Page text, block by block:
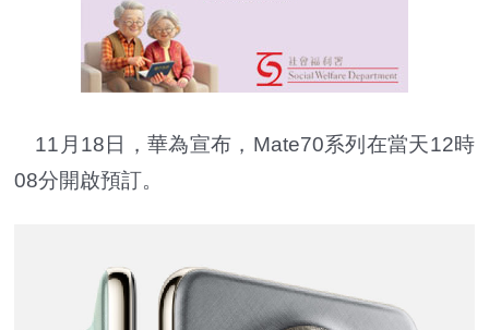
11月18日，華為宣布，Mate70系列在當天12時
08分開啟預訂。